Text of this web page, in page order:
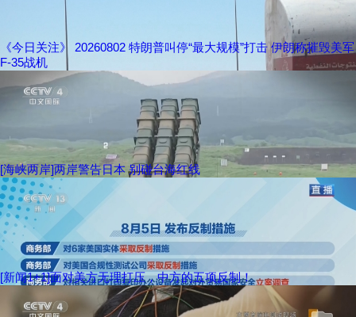
《今日关注》 20260802 特朗普叫停“最大规模”打击 伊朗称摧毁美军
F-35战机
[海峡两岸]两岸警告日本 别碰台海红线
[新闻1+1]面对美方无理打压，中方的五项反制！